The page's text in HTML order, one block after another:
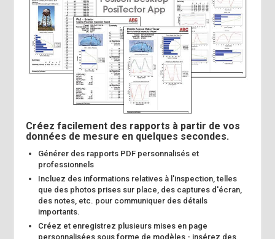
Créez facilement des rapports à partir de vos
données de mesure en quelques secondes.
Générer des rapports PDF personnalisés et
professionnels
Incluez des informations relatives à l'inspection, telles
que des photos prises sur place, des captures d'écran,
des notes, etc. pour communiquer des détails
importants.
Créez et enregistrez plusieurs mises en page
personnalisées sous forme de modèles - insérez des